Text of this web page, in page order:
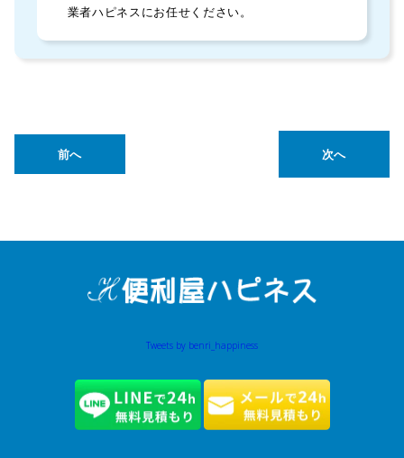
業者ハピネスにお任せください。
前へ 次へ
Tweets by benri_happiness